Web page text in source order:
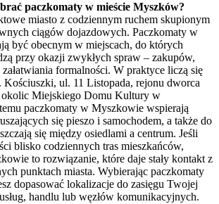
paczkomaty w mieście Myszków?
miasto z codziennym ruchem skupionym
ciągów dojazdowych. Paczkomaty w
być obecnym w miejscach, do których
przy okazji zwykłych spraw – zakupów,
formalności. W praktyce liczą się
ul. 11 Listopada, rejonu dworca
Miejskiego Domu Kultury w
paczkomaty w Myszkowie wspierają
się pieszo i samochodem, a także do
się między osiedlami a centrum. Jeśli
blisko codziennych tras mieszkańców,
to rozwiązanie, które daje stały kontakt z
punktach miasta. Wybierając paczkomaty
dopasować lokalizacje do zasięgu Twojej
handlu lub węzłów komunikacyjnych.